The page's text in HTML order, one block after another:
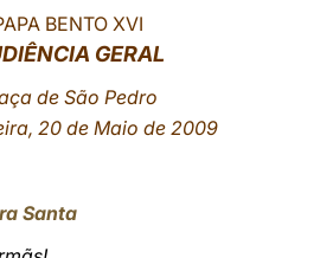
BENTO XVI
GERAL
de São Pedro
20 de Maio de 2009
Santa